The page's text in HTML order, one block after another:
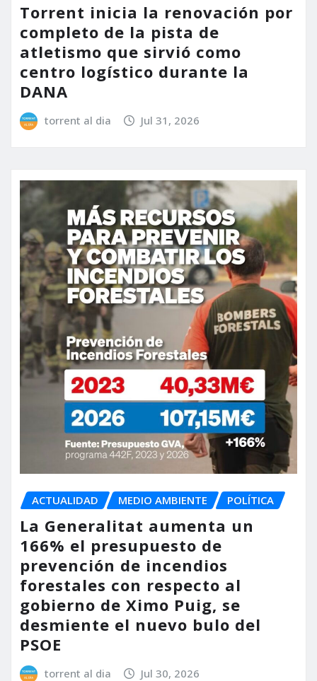
Torrent inicia la renovación por
completo de la pista de
atletismo que sirvió como
centro logístico durante la
DANA
torrent al dia Jul 31, 2026
ACTUALIDAD MEDIO AMBIENTE POLÍTICA
La Generalitat aumenta un
166% el presupuesto de
prevención de incendios
forestales con respecto al
gobierno de Ximo Puig, se
desmiente el nuevo bulo del
PSOE
torrent al dia Jul 30, 2026